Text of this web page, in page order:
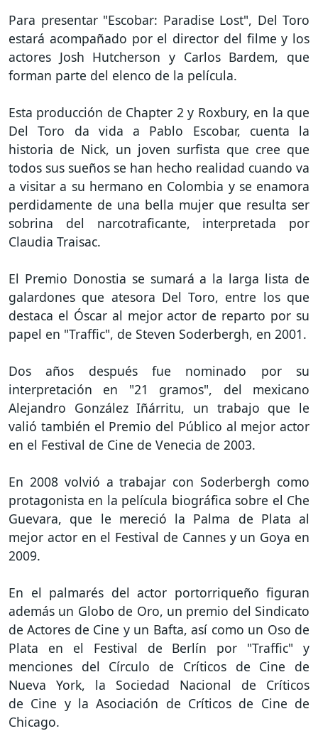
Para presentar "Escobar: Paradise Lost", Del Toro
estará acompañado por el director del filme y los
actores Josh Hutcherson y Carlos Bardem, que
forman parte del elenco de la película.
Esta producción de Chapter 2 y Roxbury, en la que
Del Toro da vida a Pablo Escobar, cuenta la
historia de Nick, un joven surfista que cree que
todos sus sueños se han hecho realidad cuando va
a visitar a su hermano en Colombia y se enamora
perdidamente de una bella mujer que resulta ser
sobrina del narcotraficante, interpretada por
Claudia Traisac.
El Premio Donostia se sumará a la larga lista de
galardones que atesora Del Toro, entre los que
destaca el Óscar al mejor actor de reparto por su
papel en "Traffic", de Steven Soderbergh, en 2001.
Dos años después fue nominado por su
interpretación en "21 gramos", del mexicano
Alejandro González Iñárritu, un trabajo que le
valió también el Premio del Público al mejor actor
en el Festival de Cine de Venecia de 2003.
En 2008 volvió a trabajar con Soderbergh como
protagonista en la película biográfica sobre el Che
Guevara, que le mereció la Palma de Plata al
mejor actor en el Festival de Cannes y un Goya en
2009.
En el palmarés del actor portorriqueño figuran
además un Globo de Oro, un premio del Sindicato
de Actores de Cine y un Bafta, así como un Oso de
Plata en el Festival de Berlín por "Traffic" y
menciones del Círculo de Críticos de Cine de
Nueva York, la Sociedad Nacional de Críticos
de Cine y la Asociación de Críticos de Cine de
Chicago.